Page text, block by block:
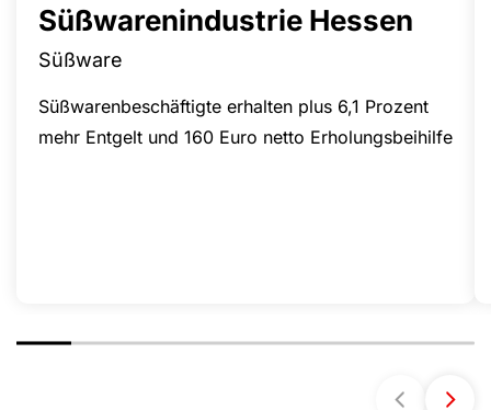
Süßwarenindustrie Hessen
Süßware
Süßwarenbeschäftigte erhalten plus 6,1 Prozent
mehr Entgelt und 160 Euro netto Erholungsbeihilfe